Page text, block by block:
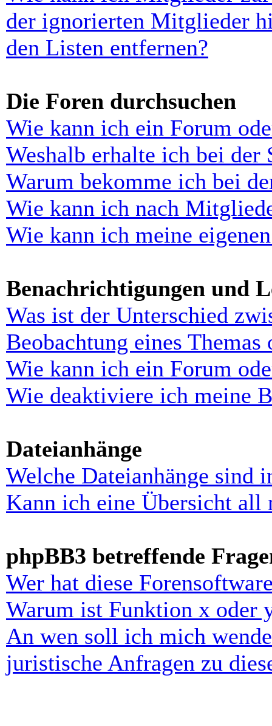
der ignorierten Mitglieder
den Listen entfernen?
Die Foren durchsuchen
Wie kann ich ein Forum
Weshalb erhalte ich bei der
Warum bekomme ich bei
Wie kann ich nach
Wie kann ich meine
Benachrichtigungen und
Was ist der Unterschied
Beobachtung eines Themas
Wie kann ich ein Forum
Wie deaktiviere ich meine
Dateianhänge
Welche Dateianhänge sind
Kann ich eine Übersicht all
phpBB3 betreffende
Wer hat diese
Warum ist Funktion x oder
An wen soll ich mich
juristische Anfragen zu